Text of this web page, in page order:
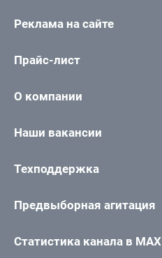
Реклама на сайте
Прайс-лист
О компании
Наши вакансии
Техподдержка
Предвыборная агитация
Статистика канала в MAX